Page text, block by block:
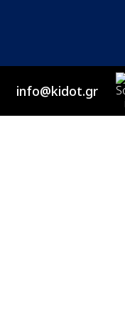
info@kidot.gr